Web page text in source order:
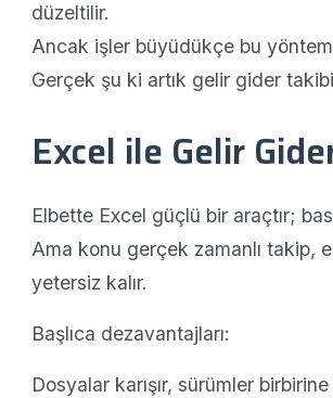
düzeltilir.
Ancak işler büyüdükçe bu
Gerçek şu ki artık gelir gider
Excel ile Gelir
Elbette Excel güçlü bir araçtır;
Ama konu gerçek zamanlı takip,
yetersiz kalır.
Başlıca dezavantajları:
Dosyalar karışır, sürümler